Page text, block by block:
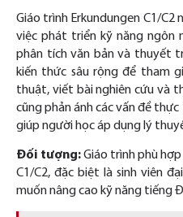
Giáo trình Erkundungen C1/C2
việc phát triển kỹ năng ngôn
phân tích văn bản và thuyết
kiến thức sâu rộng để tham
thuật, viết bài nghiên cứu và
cũng phản ánh các vấn đề
giúp người học áp dụng lý
Đối tượng:Giáo trình phù
C1/C2, đặc biệt là sinh viên
muốn nâng cao kỹ năng tiếng